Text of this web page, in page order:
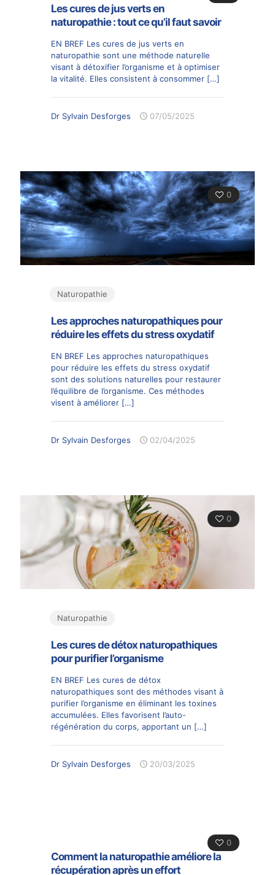
Les cures de jus verts en
naturopathie : tout ce qu’il faut savoir
EN BREF Les cures de jus verts en
naturopathie sont une méthode naturelle
visant à détoxifier l’organisme et à optimiser
la vitalité. Elles consistent à consommer […]
Dr Sylvain Desforges 07/05/2025
0
Naturopathie
Les approches naturopathiques pour
réduire les effets du stress oxydatif
EN BREF Les approches naturopathiques
pour réduire les effets du stress oxydatif
sont des solutions naturelles pour restaurer
l’équilibre de l’organisme. Ces méthodes
visent à améliorer […]
Dr Sylvain Desforges 02/04/2025
0
Naturopathie
Les cures de détox naturopathiques
pour purifier l’organisme
EN BREF Les cures de détox
naturopathiques sont des méthodes visant à
purifier l’organisme en éliminant les toxines
accumulées. Elles favorisent l’auto-
régénération du corps, apportant un […]
Dr Sylvain Desforges 20/03/2025
0
Comment la naturopathie améliore la
récupération après un effort